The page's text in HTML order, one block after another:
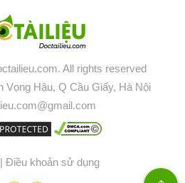
All rights reserved
Vọng Hậu, Q Cầu Giấy, Hà Nội
Điều khoản sử dụng